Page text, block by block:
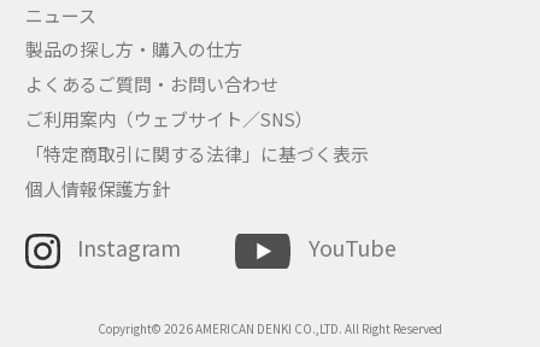
ニュース
製品の探し方・購入の仕方
よくあるご質問・お問い合わせ
ご利用案内（ウェブサイト／SNS）
「特定商取引に関する法律」に基づく表示
個人情報保護方針
Instagram YouTube
Copyright© 2026 AMERICAN DENKI CO.,LTD. All Right Reserved